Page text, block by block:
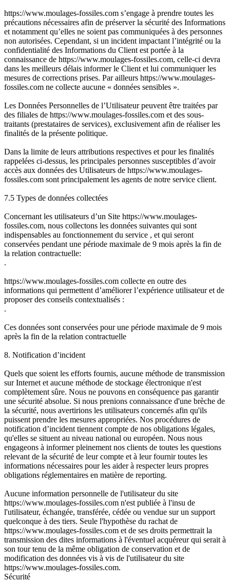
https://www.moulages-fossiles.com s’engage à prendre toutes les
précautions nécessaires afin de préserver la sécurité des Informations
et notamment qu’elles ne soient pas communiquées à des personnes
non autorisées. Cependant, si un incident impactant l’intégrité ou la
confidentialité des Informations du Client est portée à la
connaissance de https://www.moulages-fossiles.com, celle-ci devra
dans les meilleurs délais informer le Client et lui communiquer les
mesures de corrections prises. Par ailleurs https://www.moulages-
fossiles.com ne collecte aucune « données sensibles ».
Les Données Personnelles de l’Utilisateur peuvent être traitées par
des filiales de https://www.moulages-fossiles.com et des sous-
traitants (prestataires de services), exclusivement afin de réaliser les
finalités de la présente politique.
Dans la limite de leurs attributions respectives et pour les finalités
rappelées ci-dessus, les principales personnes susceptibles d’avoir
accès aux données des Utilisateurs de https://www.moulages-
fossiles.com sont principalement les agents de notre service client.
7.5 Types de données collectées
Concernant les utilisateurs d’un Site https://www.moulages-
fossiles.com, nous collectons les données suivantes qui sont
indispensables au fonctionnement du service , et qui seront
conservées pendant une période maximale de 9 mois après la fin de
la relation contractuelle:
.
https://www.moulages-fossiles.com collecte en outre des
informations qui permettent d’améliorer l’expérience utilisateur et de
proposer des conseils contextualisés :
.
Ces données sont conservées pour une période maximale de 9 mois
après la fin de la relation contractuelle
8. Notification d’incident
Quels que soient les efforts fournis, aucune méthode de transmission
sur Internet et aucune méthode de stockage électronique n'est
complètement sûre. Nous ne pouvons en conséquence pas garantir
une sécurité absolue. Si nous prenions connaissance d'une brèche de
la sécurité, nous avertirions les utilisateurs concernés afin qu'ils
puissent prendre les mesures appropriées. Nos procédures de
notification d’incident tiennent compte de nos obligations légales,
qu'elles se situent au niveau national ou européen. Nous nous
engageons à informer pleinement nos clients de toutes les questions
relevant de la sécurité de leur compte et à leur fournir toutes les
informations nécessaires pour les aider à respecter leurs propres
obligations réglementaires en matière de reporting.
Aucune information personnelle de l'utilisateur du site
https://www.moulages-fossiles.com n'est publiée à l'insu de
l'utilisateur, échangée, transférée, cédée ou vendue sur un support
quelconque à des tiers. Seule l'hypothèse du rachat de
https://www.moulages-fossiles.com et de ses droits permettrait la
transmission des dites informations à l'éventuel acquéreur qui serait à
son tour tenu de la même obligation de conservation et de
modification des données vis à vis de l'utilisateur du site
https://www.moulages-fossiles.com.
Sécurité